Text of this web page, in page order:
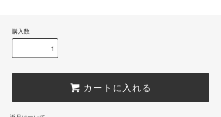
購入数
カートに入れる